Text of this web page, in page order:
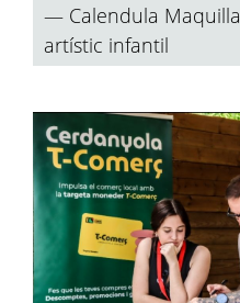
— Calendula
artístic infantil